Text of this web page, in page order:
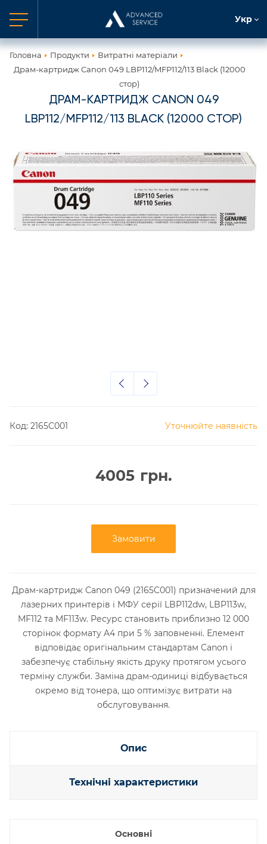
Укр
Головна Продукти
Витратні матеріали
Драм-картридж Canon 049 LBP112/MFP112/113 Black (12000
стор)
ДРАМ-КАРТРИДЖ CANON 049
LBP112/MFP112/113 BLACK (12000 СТОР)
Код: 2165C001 Уточнюйте наявність
4005 грн.
Замовити
Драм-картридж Canon 049 (2165C001) призначений для
лазерних принтерів і МФУ серії LBP112dw, LBP113w,
MF112 та MF113w. Ресурс становить приблизно 12 000
сторінок формату A4 при 5 % заповненні. Елемент
відповідає оригінальним стандартам Canon і
забезпечує стабільну якість друку протягом усього
терміну служби. Заміна драм-одиниці відбувається
окремо від тонера, що оптимізує витрати на
обслуговування.
Опис
Технічні характеристики
Основні